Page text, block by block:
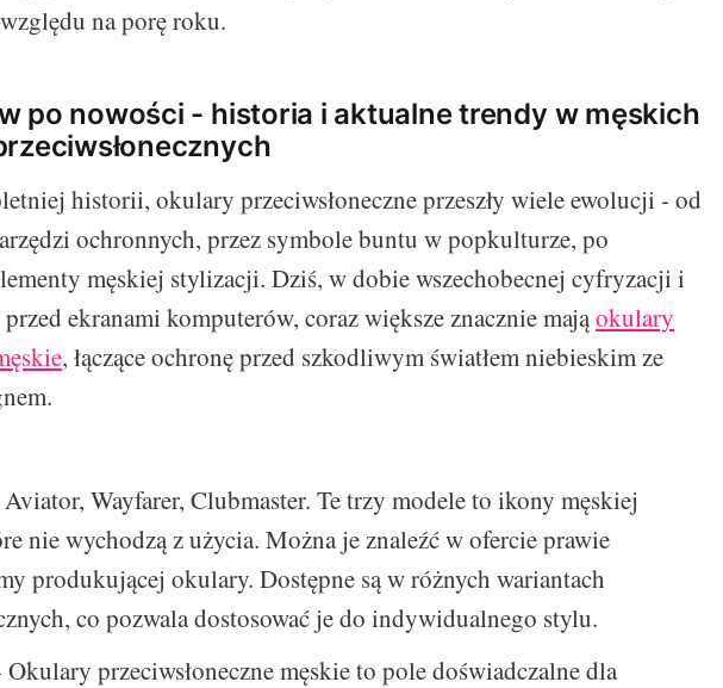
na porę roku.
po nowości - historia i aktualne trendy w męskich
historii, okulary przeciwsłoneczne przeszły wiele ewolucji - od
ochronnych, przez symbole buntu w popkulturze, po
męskiej stylizacji. Dziś, w dobie wszechobecnej cyfryzacji i
ekranami komputerów, coraz większe znacznie mająokulary
, łączące ochronę przed szkodliwym światłem niebieskim ze
Wayfarer, Clubmaster. Te trzy modele to ikony męskiej
nie wychodzą z użycia. Można je znaleźć w ofercie prawie
produkującej okulary. Dostępne są w różnych wariantach
co pozwala dostosować je do indywidualnego stylu.
Okulary przeciwsłoneczne męskie to pole doświadczalne dla